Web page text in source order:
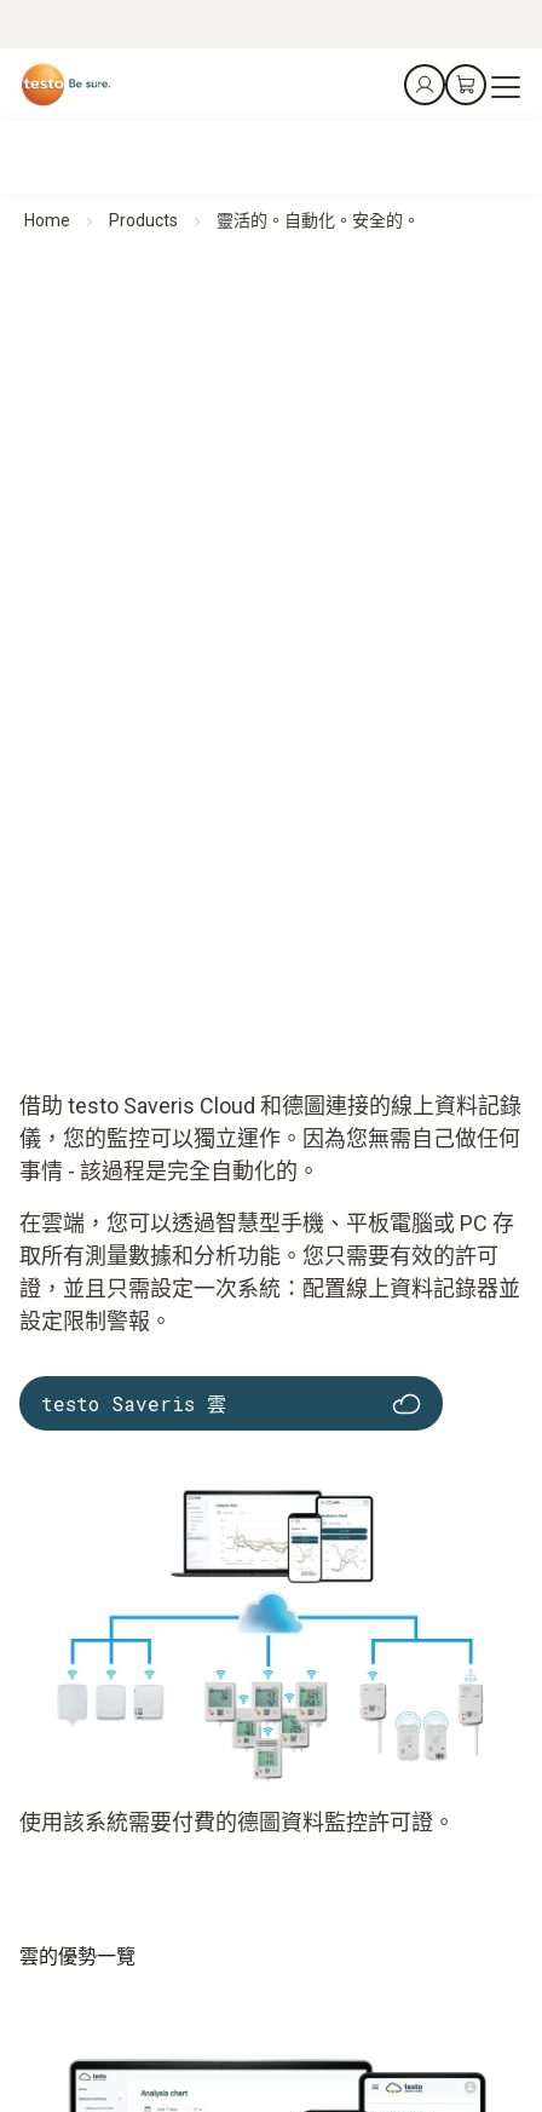
Home Products 靈活的。自動化。安全的。
借助 testo Saveris Cloud 和德圖連接的線上資料記錄
儀，您的監控可以獨立運作。因為您無需自己做任何
事情 - 該過程是完全自動化的。
在雲端，您可以透過智慧型手機、平板電腦或 PC 存
取所有測量數據和分析功能。您只需要有效的許可
證，並且只需設定一次系統：配置線上資料記錄器並
設定限制警報。
testo Saveris 雲
使用該系統需要付費的德圖資料監控許可證。
雲的優勢一覽